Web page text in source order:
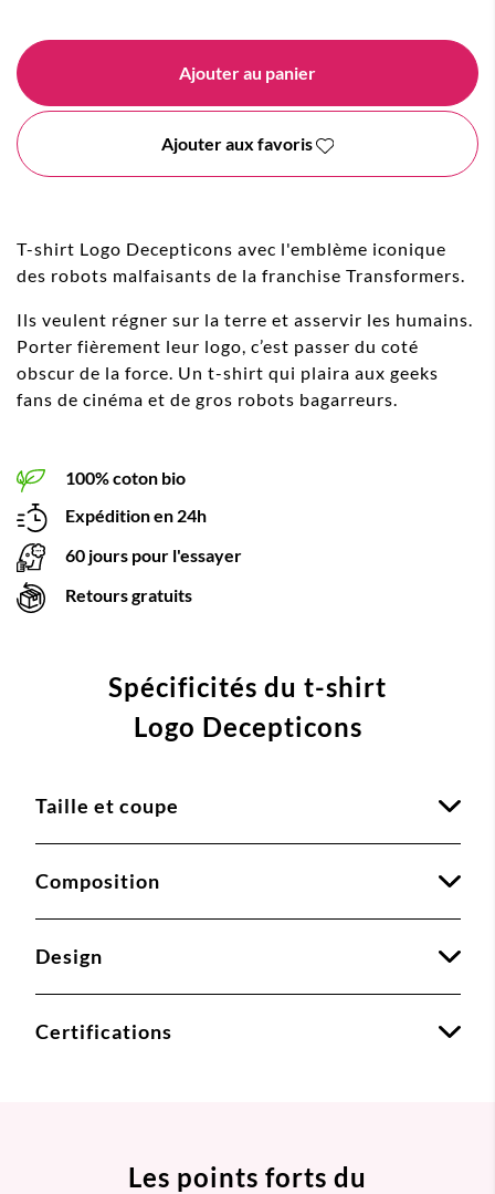
Ajouter au panier
Ajouter aux favoris
T-shirt Logo Decepticons avec l'emblème iconique
des robots malfaisants de la franchise Transformers.
Ils veulent régner sur la terre et asservir les humains.
Porter fièrement leur logo, c’est passer du coté
obscur de la force. Un t-shirt qui plaira aux geeks
fans de cinéma et de gros robots bagarreurs.
100% coton bio
Expédition en 24h
60 jours pour l'essayer
Retours gratuits
Spécificités du t-shirt
Logo Decepticons
Taille et coupe
Composition
Design
Certifications
Les points forts du